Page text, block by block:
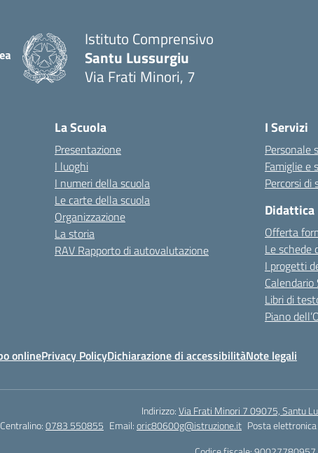
Istituto Comprensivo
Santu Lussurgiu
Via Frati Minori, 7
La Scuola
Presentazione
I luoghi
I numeri della scuola
Le carte della scuola
Organizzazione
La storia
RAV Rapporto di autovalutazione
I Servizi
Personale
Famiglie e
Percorsi di
Didattica
Offerta
Le schede
I progetti
Libri di
Piano
onlinePrivacy PolicyDichiarazione di accessibilitàNote legali
Indirizzo:Via Frati Minori 7 09075, Santu
Centralino:0783 550855 Email:oric80600g@istruzione.it Posta